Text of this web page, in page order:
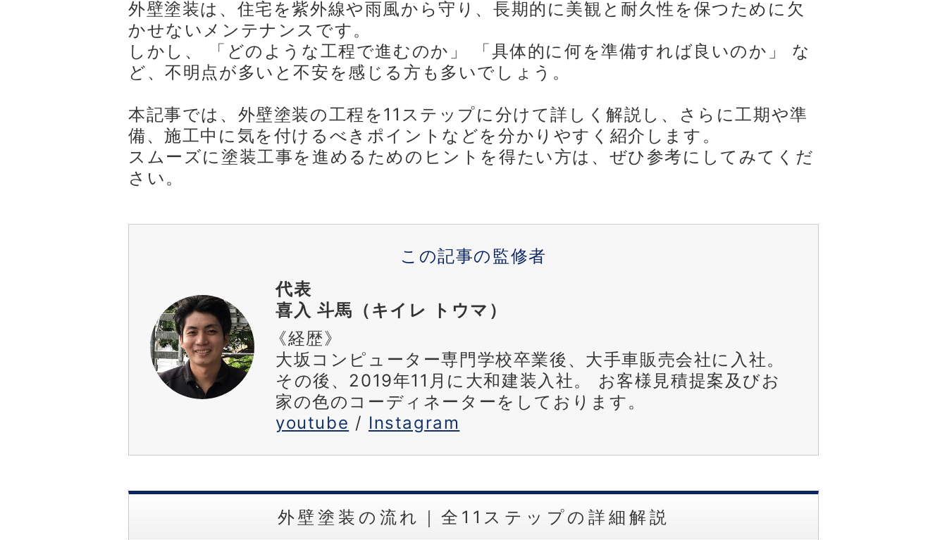
外壁塗装は、住宅を紫外線や雨風から守り、長期的に美観と耐久性を保つために欠
かせないメンテナンスです。
しかし、 「どのような工程で進むのか」 「具体的に何を準備すれば良いのか」 な
ど、不明点が多いと不安を感じる方も多いでしょう。
本記事では、外壁塗装の工程を11ステップに分けて詳しく解説し、さらに工期や準
備、施工中に気を付けるべきポイントなどを分かりやすく紹介します。
スムーズに塗装工事を進めるためのヒントを得たい方は、ぜひ参考にしてみてくだ
さい。
この記事の監修者
代表
喜入 斗馬（キイレ トウマ）
《経歴》
大坂コンピューター専門学校卒業後、大手車販売会社に入社。
その後、2019年11月に大和建装入社。
お客様見積提案及びお
家の色のコーディネーターをしております。
youtube / Instagram
外壁塗装の流れ｜全11ステップの詳細解説